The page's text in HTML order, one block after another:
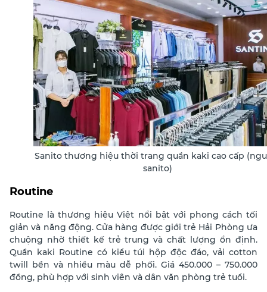
Sanito thương hiệu thời trang quần kaki cao cấp
sanito)
Routine
Routine là thương hiệu Việt nổi bật với phong cách tối
giản và năng động. Cửa hàng được giới trẻ Hải Phòng ưa
chuộng nhờ thiết kế trẻ trung và chất lượng ổn định.
Quần kaki Routine có kiểu túi hộp độc đáo, vải cotton
twill bền và nhiều màu dễ phối. Giá 450.000 – 750.000
đồng, phù hợp với sinh viên và dân văn phòng trẻ tuổi.